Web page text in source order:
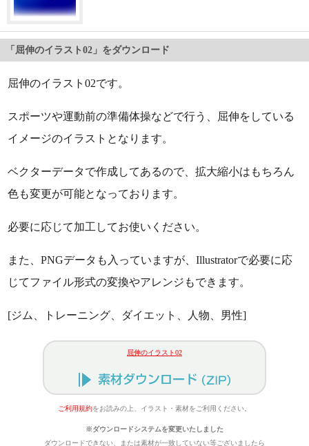
「屈伸のイラスト02」をダウンロード
屈伸のイラスト02です。
スポーツや運動前の準備体操などで行う、屈伸をしている
イメージのイラストとなります。
ベクターデータで作成してあるので、拡大縮小はもちろん
色も変更が可能となっております。
必要に応じて加工してお使いください。
また、PNGデータも入っていますが、Illustratorで必要に応
じてファイル形式の変換やアレンジもできます。
[ジム、トレーニング、ダイエット、人物、男性]
屈伸のイラスト02
ご利用規約をお読みの上、イラスト・素材をご利用ください。
※ダウンロードシステムを変更いたしました
ダウンロードできない、または素材が一致していない等ございましたら